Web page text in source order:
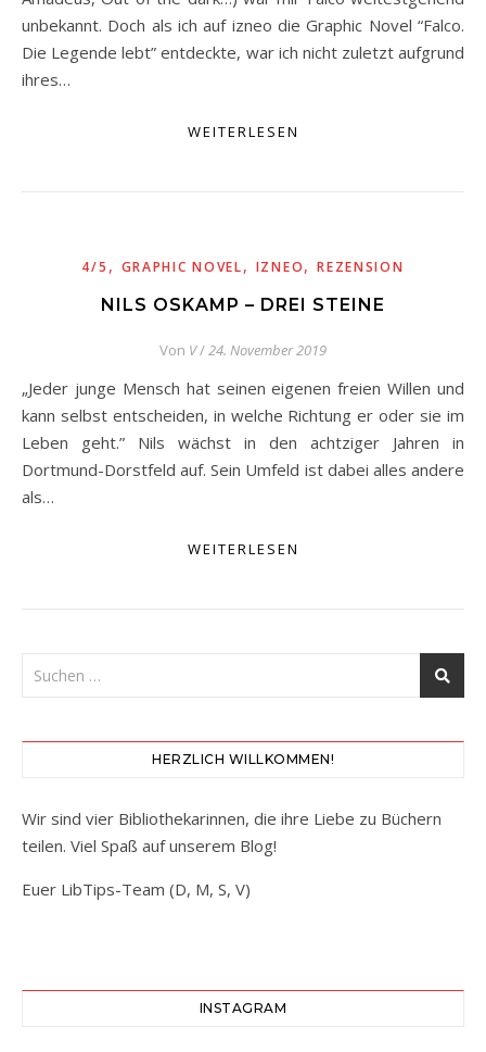
unbekannt. Doch als ich auf izneo die Graphic Novel “Falco.
Die Legende lebt” entdeckte, war ich nicht zuletzt aufgrund
ihres…
WEITERLESEN
4/5 , GRAPHIC NOVEL, IZNEO,REZENSION
NILS OSKAMP – DREI STEINE
Von V/24. November 2019
„Jeder junge Mensch hat seinen eigenen freien Willen und
kann selbst entscheiden, in welche Richtung er oder sie im
Leben geht.” Nils wächst in den achtziger Jahren in
Dortmund-Dorstfeld auf. Sein Umfeld ist dabei alles andere
als…
WEITERLESEN
HERZLICH WILLKOMMEN!
Wir sind vier Bibliothekarinnen, die ihre Liebe zu Büchern
teilen. Viel Spaß auf unserem Blog!
Euer LibTips-Team (D, M, S, V)
INSTAGRAM